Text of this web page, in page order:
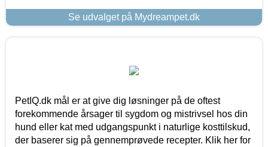
Se udvalget på Mydreampet.dk
PetIQ.dk mål er at give dig løsninger på de oftest
forekommende årsager til sygdom og mistrivsel hos din
hund eller kat med udgangspunkt i naturlige kosttilskud,
der baserer sig på gennemprøvede recepter. Klik her for